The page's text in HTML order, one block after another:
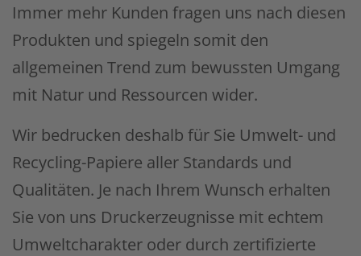
Immer mehr Kunden fragen uns nach diesen
Produkten und spiegeln somit den
allgemeinen Trend zum bewussten Umgang
mit Natur und Ressourcen wider.
Wir bedrucken deshalb für Sie Umwelt- und
Recycling-Papiere aller Standards und
Qualitäten. Je nach Ihrem Wunsch erhalten
Sie von uns Druckerzeugnisse mit echtem
Umweltcharakter oder durch zertifizierte